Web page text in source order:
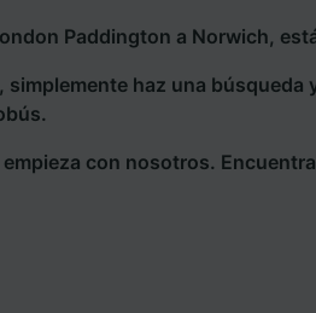
Paddington a Norwich,
haz una
con nosotros.